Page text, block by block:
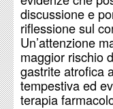
discussione e
riflessione sul
Un’attenzione
maggior rischio
gastrite atrofica
tempestiva ed
terapia